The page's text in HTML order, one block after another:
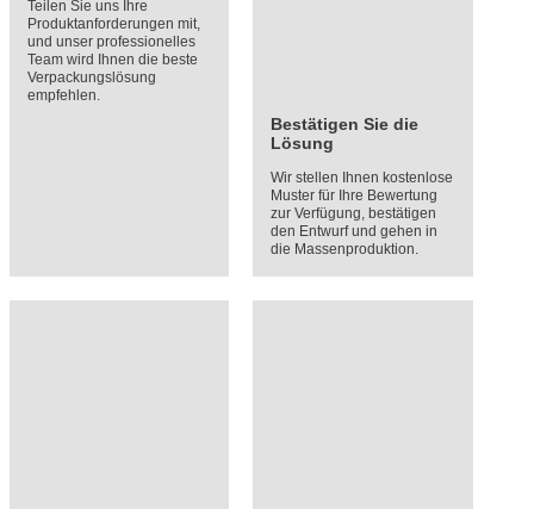
Teilen Sie uns Ihre
Produktanforderungen mit,
und unser professionelles
Team wird Ihnen die beste
Verpackungslösung
empfehlen.
Bestätigen Sie die
Lösung
Wir stellen Ihnen kostenlose
Muster für Ihre Bewertung
zur Verfügung, bestätigen
den Entwurf und gehen in
die Massenproduktion.